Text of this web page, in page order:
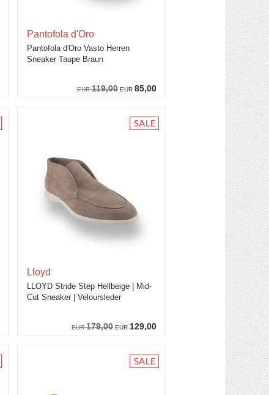
EUR119,00 EUR 85,00
Pantofola d'Oro
Pantofola d'Oro Vasto Herren
Sneaker Taupe Braun
EUR179,00 EUR 129,00
Lloyd
LLOYD Stride Step Hellbeige | Mid-
Cut Sneaker | Veloursleder